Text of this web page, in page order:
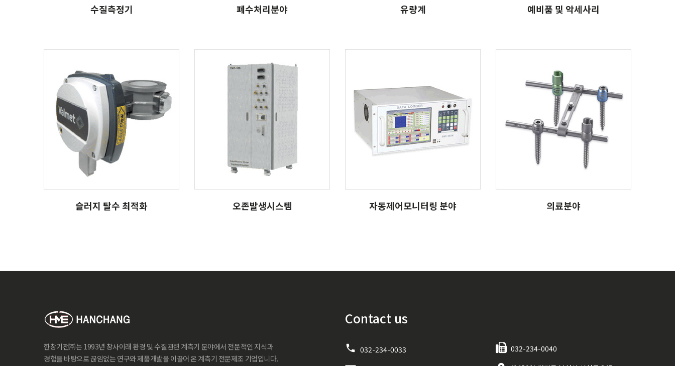
수질측정기수질측정기 폐수처리분야폐수처리분야 유량계 예비품 및 악세사리
예비품 및 악세사리
슬러지 탈수 최적화
슬러지 탈수 최적화 오존발생시스템
오존발생시스템 자동제어모니터링 분야
자동제어모니터링 분야 의료분야
한창기전㈜는 1993년 창사이래 환경 및 수질관련 계측기 분야에서 전문적인 지식과
경험을 바탕으로 끊임없는 연구와 제품개발을 이끌어 온 계측기 전문제조 기업입니다.
Contact us
032-234-0033
032-234-0040